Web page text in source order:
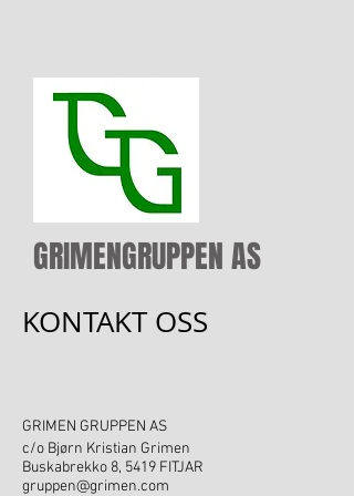
GRIMENGRUPPEN AS
KONTAKT OSS
GRIMEN GRUPPEN AS
c/o Bjørn Kristian Grimen
Buskabrekko 8, 5419 FITJAR
gruppen@grimen.com